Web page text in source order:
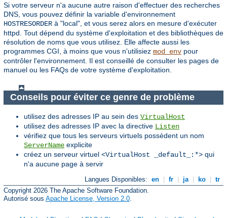
Si votre serveur n'a aucune autre raison d'effectuer des recherches
DNS, vous pouvez définir la variable d'environnement
HOSTRESORDER à "local", et vous serez alors en mesure d'exécuter
httpd. Tout dépend du système d'exploitation et des bibliothèques de
résolution de noms que vous utilisez. Elle affecte aussi les
programmes CGI, à moins que vous n'utilisiez mod_env pour
contrôler l'environnement. Il est conseillé de consulter les pages de
manuel ou les FAQs de votre système d'exploitation.
Conseils pour éviter ce genre de problème
utilisez des adresses IP au sein des VirtualHost
utilisez des adresses IP avec la directive Listen
vérifiez que tous les serveurs virtuels possèdent un nom
ServerName explicite
créez un serveur virtuel <VirtualHost _default_:*> qui
n'a aucune page à servir
Langues Disponibles: en | fr | ja | ko | tr
Copyright 2026 The Apache Software Foundation.
Autorisé sous Apache License, Version 2.0.